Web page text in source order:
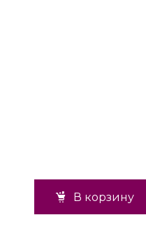
В корзину